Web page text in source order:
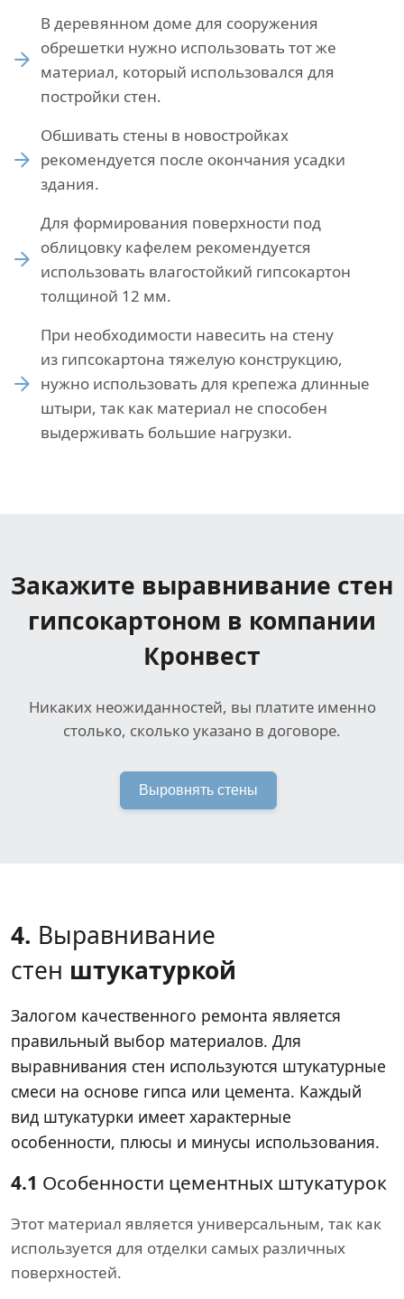
В деревянном доме для сооружения
обрешетки нужно использовать тот же
материал, который использовался для
постройки стен.
Обшивать стены в новостройках
рекомендуется после окончания усадки
здания.
Для формирования поверхности под
облицовку кафелем рекомендуется
использовать влагостойкий гипсокартон
толщиной 12 мм.
При необходимости навесить на стену
из гипсокартона тяжелую конструкцию,
нужно использовать для крепежа длинные
штыри, так как материал не способен
выдерживать большие нагрузки.
Закажите выравнивание стен
гипсокартоном в компании
Кронвест
Никаких неожиданностей, вы платите именно
столько, сколько указано в договоре.
Выровнять стены
4. Выравнивание
стен штукатуркой
Залогом качественного ремонта является
правильный выбор материалов. Для
выравнивания стен используются штукатурные
смеси на основе гипса или цемента. Каждый
вид штукатурки имеет характерные
особенности, плюсы и минусы использования.
4.1 Особенности цементных штукатурок
Этот материал является универсальным, так как
используется для отделки самых различных
поверхностей.